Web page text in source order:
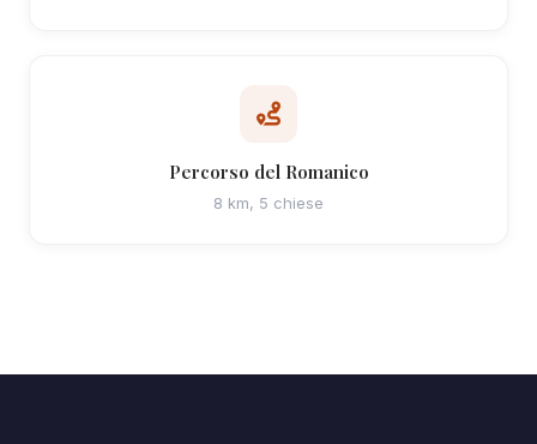
Percorso del Romanico
8 km, 5 chiese